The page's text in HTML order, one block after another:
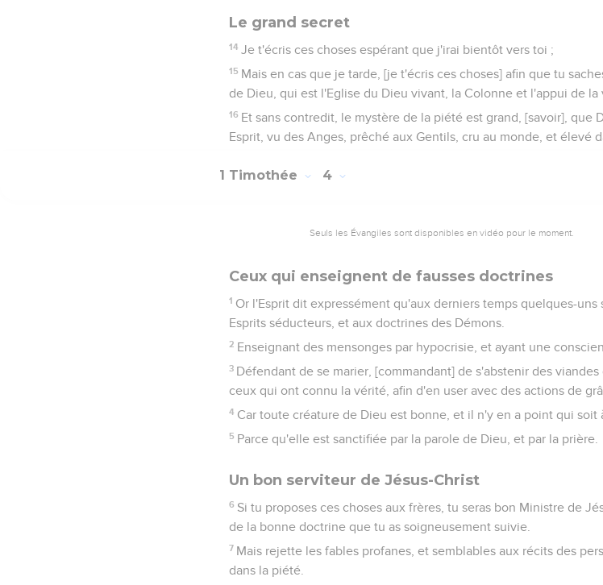
Le grand secret
14 Je t'écris ces choses espérant que j'irai bientôt vers toi ;
15 Mais en cas que je tarde, [je t'écris ces choses] afin que tu
de Dieu, qui est l'Eglise du Dieu vivant, la Colonne et l'appui de la
16 Et sans contredit, le mystère de la piété est grand, [savoir], que
Esprit, vu des Anges, prêché aux Gentils, cru au monde, et élevé
1 Timothée 4
Seuls les Évangiles sont disponibles en vidéo pour le moment.
Ceux qui enseignent de fausses doctrines
1 Or l'Esprit dit expressément qu'aux derniers temps quelques-
Esprits séducteurs, et aux doctrines des Démons.
2 Enseignant des mensonges par hypocrisie, et ayant une
3 Défendant de se marier, [commandant] de s'abstenir des
ceux qui ont connu la vérité, afin d'en user avec des actions de
4 Car toute créature de Dieu est bonne, et il n'y en a point qui soit
5 Parce qu'elle est sanctifiée par la parole de Dieu, et par la prière.
Un bon serviteur de Jésus-Christ
6 Si tu proposes ces choses aux frères, tu seras bon Ministre de
de la bonne doctrine que tu as soigneusement suivie.
7 Mais rejette les fables profanes, et semblables aux récits des
dans la piété.